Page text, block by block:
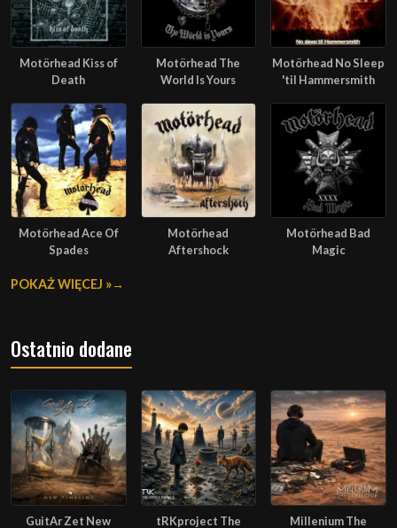
Motörhead Kiss of
Death
Motörhead The
World Is Yours
Motörhead No Sleep
'til Hammersmith
Motörhead Ace Of
Spades
Motörhead
Aftershock
Motörhead Bad
Magic
POKAŻ WIĘCEJ »
Ostatnio dodane
GuitAr Zet New
tRKproject The
Millenium The